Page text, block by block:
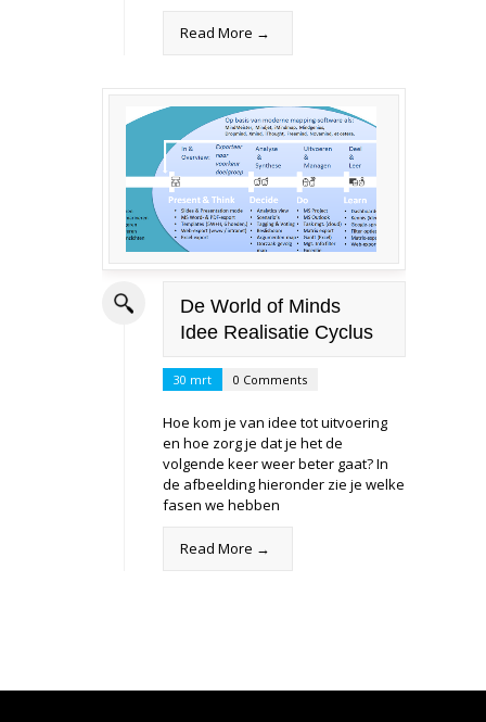
Read More →
De World of Minds
Idee Realisatie Cyclus
30 mrt 0 Comments
Hoe kom je van idee tot uitvoering
en hoe zorg je dat je het de
volgende keer weer beter gaat? In
de afbeelding hieronder zie je welke
fasen we hebben
Read More →